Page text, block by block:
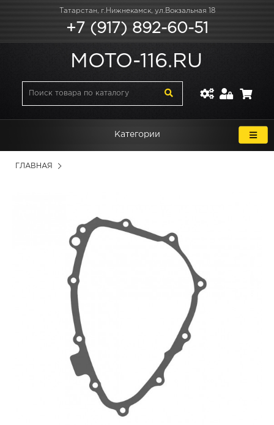
Татарстан, г.Нижнекамск, ул.Вокзальная 18
+7 (917) 892-60-51
MOTO-116.RU
Категории
ГЛАВНАЯ